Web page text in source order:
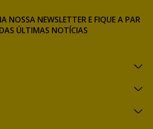
NOSSA NEWSLETTER E FIQUE A PAR
DAS ÚLTIMAS NOTÍCIAS